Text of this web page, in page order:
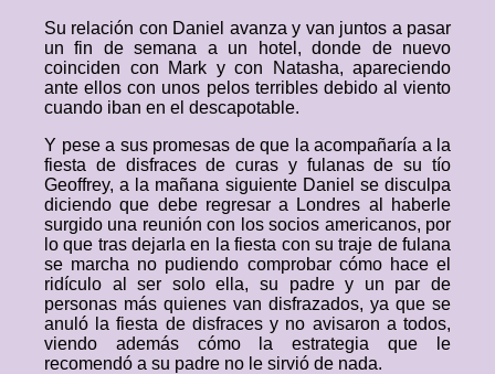
Su relación con Daniel avanza y van juntos a pasar
un fin de semana a un hotel, donde de nuevo
coinciden con Mark y con Natasha, apareciendo
ante ellos con unos pelos terribles debido al viento
cuando iban en el descapotable.
Y pese a sus promesas de que la acompañaría a la
fiesta de disfraces de curas y fulanas de su tío
Geoffrey, a la mañana siguiente Daniel se disculpa
diciendo que debe regresar a Londres al haberle
surgido una reunión con los socios americanos, por
lo que tras dejarla en la fiesta con su traje de fulana
se marcha no pudiendo comprobar cómo hace el
ridículo al ser solo ella, su padre y un par de
personas más quienes van disfrazados, ya que se
anuló la fiesta de disfraces y no avisaron a todos,
viendo además cómo la estrategia que le
recomendó a su padre no le sirvió de nada.